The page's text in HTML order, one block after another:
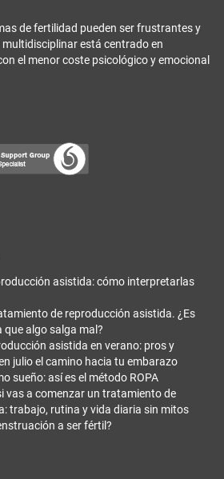
de fertilidad pueden ser frustrantes y
está centrado en
el menor coste psicológico y emocional
asistida: cómo interpretarlas
de reproducción asistida. ¿Es
que algo salga mal?
asistida en verano: pros y
julio el camino hacia tu embarazo
sueño: así es el método ROPA
vas a comenzar un tratamiento de
trabajo, rutina y vida diaria sin mitos
a ser fértil?